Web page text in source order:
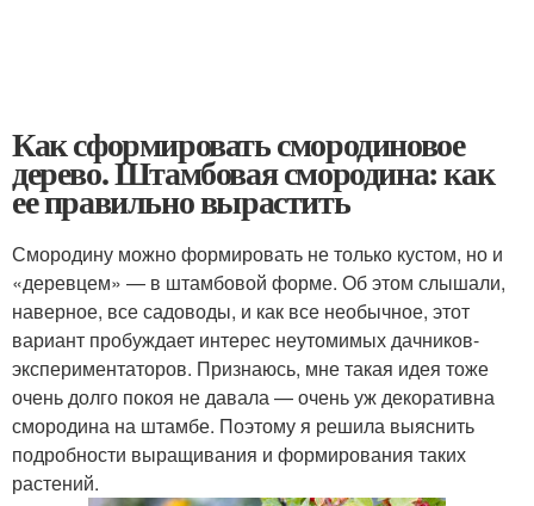
Как сформировать смородиновое
дерево. Штамбовая смородина: как
ее правильно вырастить
Смородину можно формировать не только кустом, но и
«деревцем» — в штамбовой форме. Об этом слышали,
наверное, все садоводы, и как все необычное, этот
вариант пробуждает интерес неутомимых дачников-
экспериментаторов. Признаюсь, мне такая идея тоже
очень долго покоя не давала — очень уж декоративна
смородина на штамбе. Поэтому я решила выяснить
подробности выращивания и формирования таких
растений.